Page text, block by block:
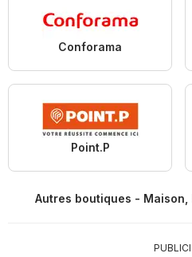
Conforama
Point.P
Autres boutiques -